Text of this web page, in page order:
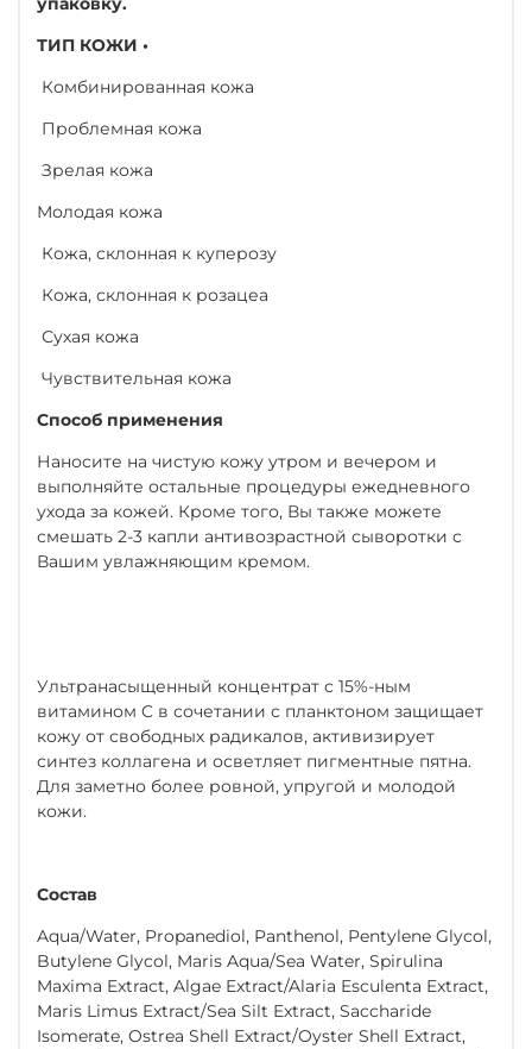
ТИП КОЖИ •
Комбинированная кожа
Проблемная кожа
Зрелая кожа
Молодая кожа
Кожа, склонная к куперозу
Кожа, склонная к розацеа
Сухая кожа
Чувствительная кожа
Способ применения
Наносите на чистую кожу утром и вечером и
выполняйте остальные процедуры ежедневного
ухода за кожей. Кроме того, Вы также можете
смешать 2-3 капли антивозрастной сыворотки с
Вашим увлажняющим кремом.
Ультранасыщенный концентрат с 15%-ным
витамином C в сочетании с планктоном защищает
кожу от свободных радикалов, активизирует
синтез коллагена и осветляет пигментные пятна.
Для заметно более ровной, упругой и молодой
кожи.
Состав
Aqua/Water, Propanediol, Panthenol, Pentylene Glycol,
Butylene Glycol, Maris Aqua/Sea Water, Spirulina
Maxima Extract, Algae Extract/Alaria Esculenta Extract,
Maris Limus Extract/Sea Silt Extract, Saccharide
Isomerate, Ostrea Shell Extract/Oyster Shell Extract,